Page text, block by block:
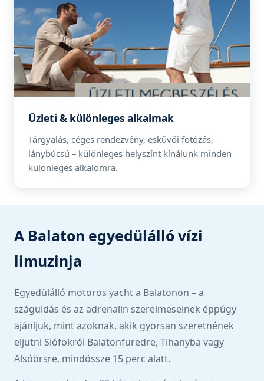
Üzleti & különleges alkalmak
Tárgyalás, céges rendezvény, esküvői fotózás,
lánybúcsú – különleges helyszínt kínálunk minden
különleges alkalomra.
A Balaton egyedülálló vízi
limuzinja
Egyedülálló motoros yacht a Balatonon – a
száguldás és az adrenalin szerelmeseinek éppúgy
ajánljuk, mint azoknak, akik gyorsan szeretnének
eljutni Siófokról Balatonfüredre, Tihanyba vagy
Alsóörsre, mindössze 15 perc alatt.